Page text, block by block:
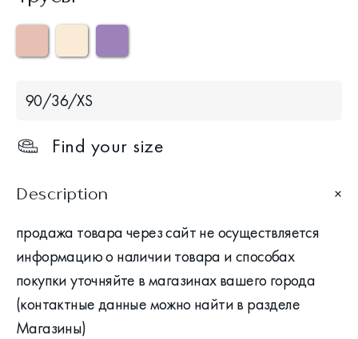
90/36/XS
Find your size
Description
продажа товара через сайт не осуществляется
информацию о наличии товара и способах
покупки уточняйте в магазинах вашего города
(контактные данные можно найти в разделе
Магазины)